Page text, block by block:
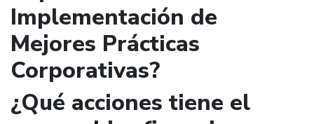
Implementación de
Mejores Prácticas
Corporativas?
¿Qué acciones tiene el